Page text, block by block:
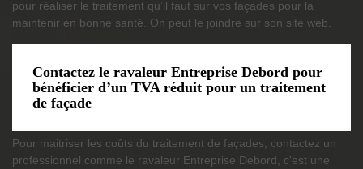
pour réaliser le traitement qu’il faut sur vos façades pour la
maintenir en bonne santé. On peut le joindre sur son site web.
Contactez le ravaleur Entreprise Debord pour
bénéficier d’un TVA réduit pour un traitement
de façade
Pour maitriser les coûts du traitement de façades, contactez un
professionnel comme le ravaleur Entreprise Debord, c'est une